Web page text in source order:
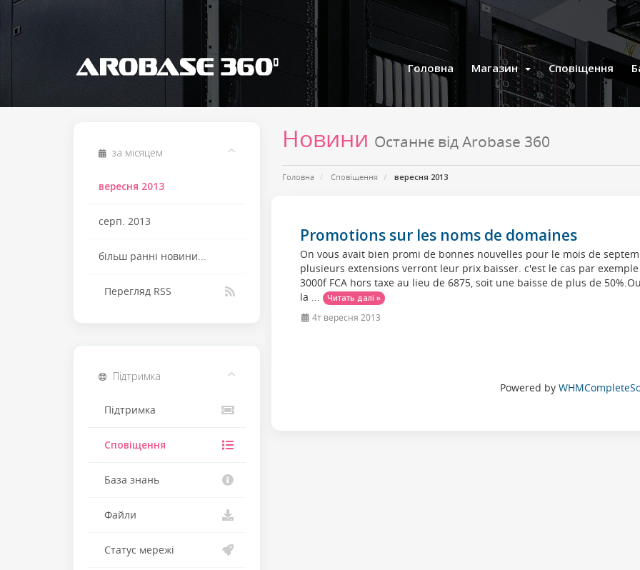
Головна Магазин Сповіщення
Новини Останнє від Arobase 360
Головна Сповіщення вересня 2013
за місяцем
вересня 2013
серп. 2013
більш ранні новини...
Перегляд RSS
Promotions sur les noms de domaines
On vous avait bien promi de bonnes nouvelles pour le mois de
plusieurs extensions verront leur prix baisser. c'est le cas par
3000f FCA hors taxe au lieu de 6875, soit une baisse de plus de
la ...
Читать далі »
4т вересня 2013
Powered by
Підтримка
Підтримка
Сповіщення
База знань
Файли
Статус мережі